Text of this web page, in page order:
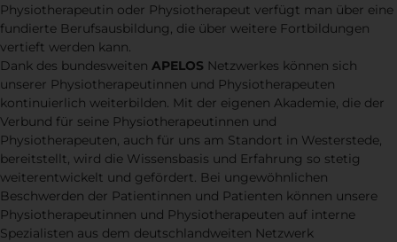
Physiotherapeutin oder Physiotherapeut verfügt man über eine
fundierte Berufsausbildung, die über weitere Fortbildungen
vertieft werden kann.
Dank des bundesweiten APELOS Netzwerkes können sich
unserer Physiotherapeutinnen und Physiotherapeuten
kontinuierlich weiterbilden. Mit der eigenen Akademie, die der
Verbund für seine Physiotherapeutinnen und
Physiotherapeuten, auch für uns am Standort in Westerstede,
bereitstellt, wird die Wissensbasis und Erfahrung so stetig
weiterentwickelt und gefördert. Bei ungewöhnlichen
Beschwerden der Patientinnen und Patienten können unsere
Physiotherapeutinnen und Physiotherapeuten auf interne
Spezialisten aus dem deutschlandweiten Netzwerk